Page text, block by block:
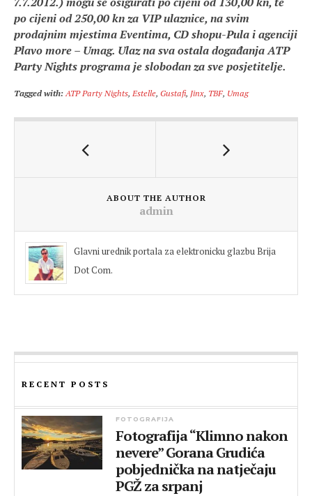
po cijeni od 250,00 kn za VIP ulaznice, na svim
prodajnim mjestima Eventima, CD shopu-Pula i agenciji
Plavo more – Umag. Ulaz na sva ostala događanja ATP
Party Nights programa je slobodan za sve posjetitelje.
Tagged with: ATP Party Nights, Estelle, Gustafi, Jinx, TBF, Umag
ABOUT THE AUTHOR
admin
Glavni urednik portala za elektronicku glazbu Brija
Dot Com.
RECENT POSTS
FOTOGRAFIJA
Fotografija “Klimno nakon
nevere” Gorana Grudića
pobjednička na natječaju
PGŽ za srpanj